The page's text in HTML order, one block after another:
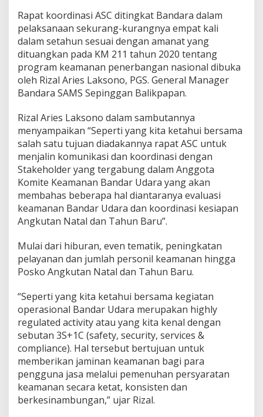
Rapat koordinasi ASC ditingkat Bandara dalam
pelaksanaan sekurang-kurangnya empat kali
dalam setahun sesuai dengan amanat yang
dituangkan pada KM 211 tahun 2020 tentang
program keamanan penerbangan nasional dibuka
oleh Rizal Aries Laksono, PGS. General Manager
Bandara SAMS Sepinggan Balikpapan.
Rizal Aries Laksono dalam sambutannya
menyampaikan “Seperti yang kita ketahui bersama
salah satu tujuan diadakannya rapat ASC untuk
menjalin komunikasi dan koordinasi dengan
Stakeholder yang tergabung dalam Anggota
Komite Keamanan Bandar Udara yang akan
membahas beberapa hal diantaranya evaluasi
keamanan Bandar Udara dan koordinasi kesiapan
Angkutan Natal dan Tahun Baru”.
Mulai dari hiburan, even tematik, peningkatan
pelayanan dan jumlah personil keamanan hingga
Posko Angkutan Natal dan Tahun Baru.
“Seperti yang kita ketahui bersama kegiatan
operasional Bandar Udara merupakan highly
regulated activity atau yang kita kenal dengan
sebutan 3S+1C (safety, security, services &
compliance). Hal tersebut bertujuan untuk
memberikan jaminan keamanan bagi para
pengguna jasa melalui pemenuhan persyaratan
keamanan secara ketat, konsisten dan
berkesinambungan,” ujar Rizal.